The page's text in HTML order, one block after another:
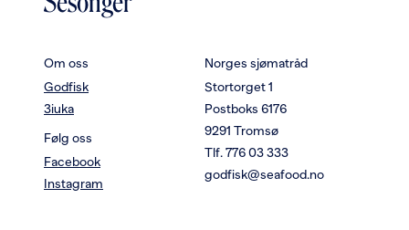
Om oss
Godfisk
3iuka
Følg oss
Facebook
Instagram
Norges sjømatråd
Stortorget 1
Postboks 6176
9291 Tromsø
Tlf. 776 03 333
godfisk@seafood.no